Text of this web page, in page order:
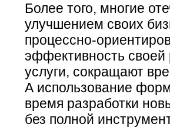
Более того, многие
улучшением своих
процессно-
эффективность своей
услуги, сокращают
А использование
время разработки
без полной